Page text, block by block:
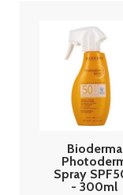
Bioderma
Spray
- 300ml